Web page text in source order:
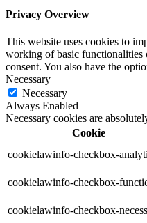
Privacy Overview
This website uses cookies to
working of basic functionalities
consent. You also have the
Necessary
Necessary
Always Enabled
Necessary cookies are
Cookie
cookielawinfo-checkbox-
cookielawinfo-checkbox-
cookielawinfo-checkbox-